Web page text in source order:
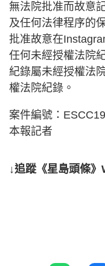
無法院批准而故意
及任何法律程序的
批准故意在
任何未經授權法院
紀錄屬未經授權法
權法院紀錄。
案件編號：
本報記者
↓追蹤《星島頭條